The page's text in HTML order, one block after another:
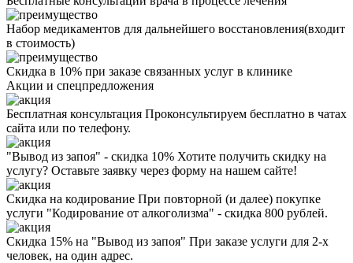
Набор медикаментов для дальнейшего восстановления(входит
в стоимость)
Скидка в 10% при заказе связанных услуг в клинике
Акции и спецпредложения
Бесплатная консультация Проконсультируем бесплатно в чатах
сайта или по телефону.
"Вывод из запоя" - скидка 10% Хотите получить скидку на
услугу? Оставьте заявку через форму на нашем сайте!
Скидка на кодирование При повторной (и далее) покупке
услуги "Кодирование от алкоголизма" - скидка 800 рублей.
Скидка 15% на "Вывод из запоя" При заказе услуги для 2-х
человек, на один адрес.